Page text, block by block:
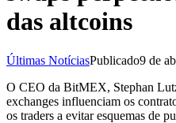
das altcoins
Últimas NotíciasPublicado9 de
O CEO da BitMEX, Stephan
exchanges influenciam os
os traders a evitar esquemas de